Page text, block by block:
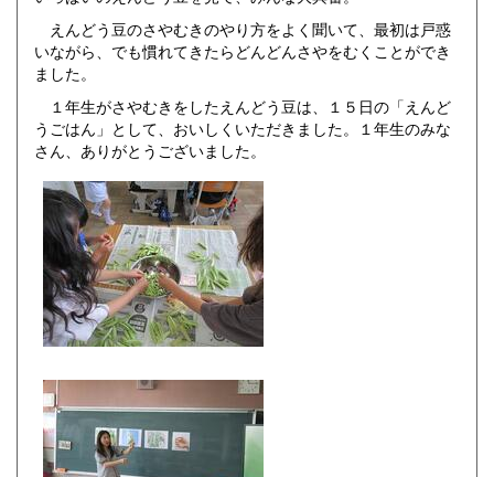
えんどう豆のさやむきのやり方をよく聞いて、最初は戸惑
いながら、でも慣れてきたらどんどんさやをむくことができ
ました。
１年生がさやむきをしたえんどう豆は、１５日の「えんど
うごはん」として、おいしくいただきました。１年生のみな
さん、ありがとうございました。